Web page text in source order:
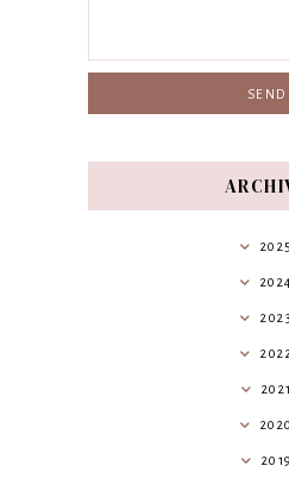
2025
2024
2023
2022
2021
2020
2019